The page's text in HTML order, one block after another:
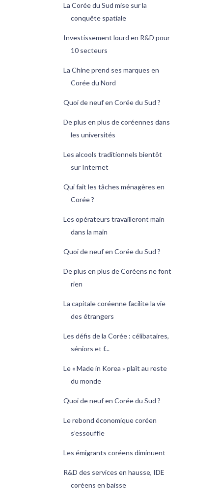
La Corée du Sud mise sur la
conquête spatiale
Investissement lourd en R&D pour
10 secteurs
La Chine prend ses marques en
Corée du Nord
Quoi de neuf en Corée du Sud ?
De plus en plus de coréennes dans
les universités
Les alcools traditionnels bientôt
sur Internet
Qui fait les tâches ménagères en
Corée ?
Les opérateurs travailleront main
dans la main
Quoi de neuf en Corée du Sud ?
De plus en plus de Coréens ne font
rien
La capitale coréenne facilite la vie
des étrangers
Les défis de la Corée : célibataires,
séniors et f...
Le « Made in Korea » plaît au reste
du monde
Quoi de neuf en Corée du Sud ?
Le rebond économique coréen
s’essouffle
Les émigrants coréens diminuent
R&D des services en hausse, IDE
coréens en baisse